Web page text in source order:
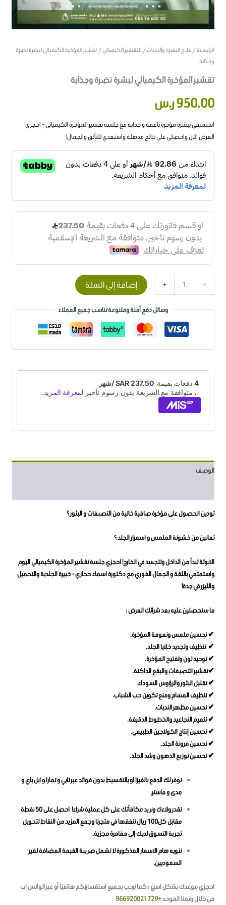
الرئيسية/علاج البشرة والندبات/التقشير الكيميائي/ تقشير المؤخرة الكيميائي لبشرة نضرة
وجذابة
تقشير المؤخرة الكيميائي لبشرة نضرة وجذابة
950.00ر.س
استمتعي ببشرة مؤخرة ناعمة و جذابة مع جلسة تقشير المؤخرة الكيميائي – احجزي
العرض الآن واحصلي على نتائج مذهلة واستعدي للتألق والجمال!
-
+ إضافة إلى السلة
وسائل دفع أمنة ومتنوعة تناسب جميع العملاء
الوصف
تودين الحصول على مؤخرة صافية خالية من التصبغات و البثور ؟
تعانين من خشونة الملمس و اسمرار الجلد ؟
الانوثة تبدأ من الداخل وتتجسد في الخارج! احجزي جلسة تقشير المؤخرة الكيميائي اليوم
واستمتعي بالثقة و الجمال الفوري مع دكتورة اسماء حجازي – خبيرة الجلدية والتجميل
والليزر في جدة!
ما ستحصلين عليه بعد شرائك العرض :
✔ تحسين ملمس ونعومة المؤخرة.
✔ تنظيف وتجديد خلايا الجلد.
✔ توحيد لون وتفتيح المؤخرة.
✔تقشير التصبغات والبقع الداكنة.
✔ تقليل البثور والرؤوس السوداء.
✔ تنظيف المسام ومنع تكوين حب الشباب.
✔ تحسين مظهر الندبات.
✔ تنعيم التجاعيد والخطوط الدقيقة.
✔ تحسين إنتاج الكولاجين الطبيعي.
✔ تحسين مرونة الجلد.
✔ تحسين توزيع الدهون وشد الجلد.
نوفر لك الدفع بالفيزا او بالتقسيط بدون فوائد عبر تابي و تمارا و ابل باي و
مدى و ماستر.
نقدر ولاءك ونريد مكافأتك على كل عملية شراء! احصل على 50 نقطة
مقابل كل100 ريال تنفقها في متجرنا وجمع المزيد من النقاط لتحويل
تجربة التسوق لديك إلى مغامرة مجزية.
تنويه هام الاسعار المذكورة لا تشمل ضريبة القيمة المضافة لغير
السعوديين.
احجزي موعدك بشكل اسرع ؛ كما نرحب بجميع استفسارتكم هاتفيًا أو عبر الواتس اب
من خلال رقمنا الموحد+966920021729